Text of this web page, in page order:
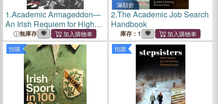
1.Academic Armageddon—
An Irish Requiem for Higher
Education
無庫存
滿額折
2.The Academic Job Search
Handbook
庫存：1
預購 預購